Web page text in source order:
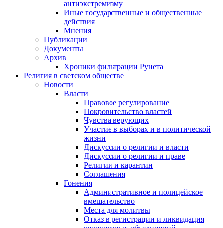
антиэкстремизму
Иные государственные и общественные
действия
Мнения
Публикации
Документы
Архив
Хроники фильтрации Рунета
Религия в светском обществе
Новости
Власти
Правовое регулирование
Покровительство властей
Чувства верующих
Участие в выборах и в политической
жизни
Дискуссии о религии и власти
Дискуссии о религии и праве
Религии и карантин
Соглашения
Гонения
Административное и полицейское
вмешательство
Места для молитвы
Отказ в регистрации и ликвидация